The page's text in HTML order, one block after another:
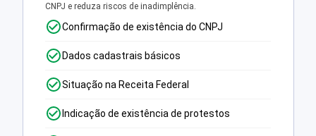
CNPJ e reduza riscos de inadimplência.
Confirmação de existência do CNPJ
Dados cadastrais básicos
Situação na Receita Federal
Indicação de existência de protestos